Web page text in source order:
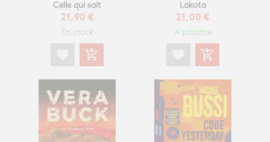
Celle qui sait
21,90 €
En stock
add_shopping_cart
Lakota
21,00 €
A paraître
add_shopping_cart